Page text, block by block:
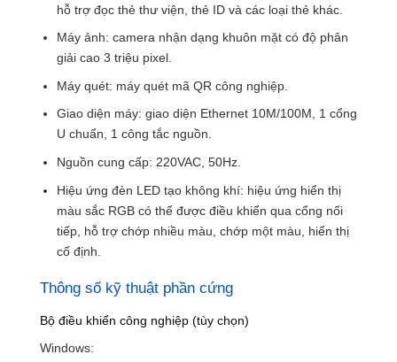
hỗ trợ đọc thẻ thư viện, thẻ ID và các loại thẻ khác.
Máy ảnh: camera nhận dạng khuôn mặt có độ phân
giải cao 3 triệu pixel.
Máy quét: máy quét mã QR công nghiệp.
Giao diện máy: giao diện Ethernet 10M/100M, 1 cổng
U chuẩn, 1 công tắc nguồn.
Nguồn cung cấp: 220VAC, 50Hz.
Hiệu ứng đèn LED tạo không khí: hiệu ứng hiển thị
màu sắc RGB có thể được điều khiển qua cổng nối
tiếp, hỗ trợ chớp nhiều màu, chớp một màu, hiển thị
cố định.
Thông số kỹ thuật phần cứng
Bộ điều khiển công nghiệp (tùy chọn)
Windows: